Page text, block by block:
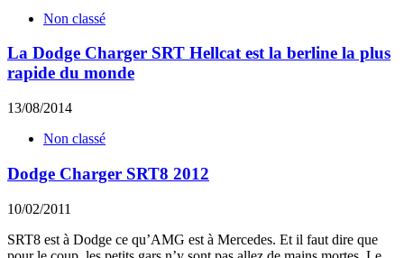
Non classé
La Dodge Charger SRT Hellcat est la berline la plus
rapide du monde
13/08/2014
Non classé
Dodge Charger SRT8 2012
10/02/2011
SRT8 est à Dodge ce qu’AMG est à Mercedes. Et il faut dire que